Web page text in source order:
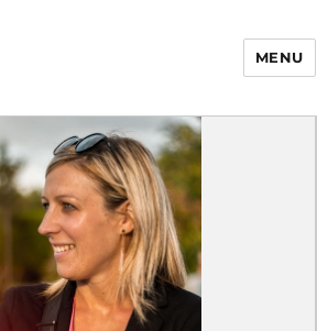
Enfance Made in
France
MENU